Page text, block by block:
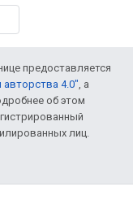
предоставляется
авторства 4.0", а
об этом
лиц.